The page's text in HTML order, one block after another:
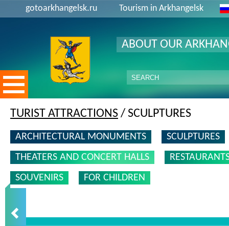
gotoarkhangelsk.ru Tourism in Arkhangelsk
ABOUT OUR
TURIST ATTRACTIONS / SCULPTURES
ARCHITECTURAL MONUMENTS
SCULPTURES
THEATERS AND CONCERT HALLS
SOUVENIRS
FOR CHILDREN